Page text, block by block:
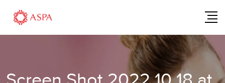
content